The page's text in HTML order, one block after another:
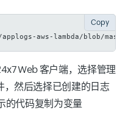
aws-lambda/blob/
Copy
Web 客户端，选择管理
，然后选择已创建的 日志
的代码复制为变量